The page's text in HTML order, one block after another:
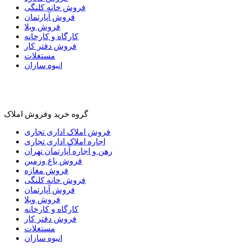
فروش خانه کلنگی
فروش آپارتمان
فروش ویلا
کارگاه و کارخانه
فروش دفتر کار
مستغلات
انبوه سازان
گروه خرید وفروش املاک
فروش املاک اداری تجاری
اجاره املاک اداری تجاری
رهن و اجاره آپارتمان تهران
فروش باغ وزمین
فروش مغازه
فروش خانه کلنگی
فروش آپارتمان
فروش ویلا
کارگاه و کارخانه
فروش دفتر کار
مستغلات
انبوه سازان